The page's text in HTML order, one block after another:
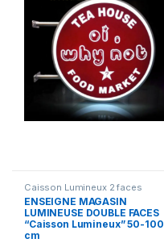
Caisson Lumineux 2 faces
ENSEIGNE MAGASIN
LUMINEUSE DOUBLE FACES
“Caisson Lumineux” 50-100
cm